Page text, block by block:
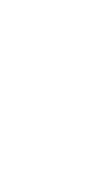
국내외 우주 전문가들
주제로 열린 토론에서
해 새로 개청한 우주항
채드 앤더슨 미국 스페
벌 경제 상황이 녹록지
합해서 성장하는 것이
업은 연구개발(R&D)
“우주항공청이 제도와
있도록 조치해줬으면